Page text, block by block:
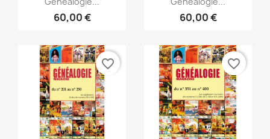
60,00 € 60,00 €
favorite_border favorite_border